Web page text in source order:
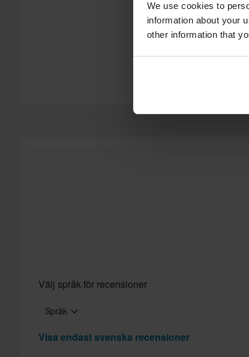
We use cookies to
information about your
other information that
vikt. Du ser din kostnad i kassan innan du slutför din
Välj språk för recensioner
Språk
Visa endast svenska recensioner